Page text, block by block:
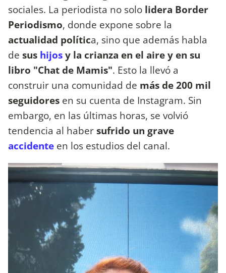
sociales. La periodista no solo lidera Border
Periodismo, donde expone sobre la
actualidad política, sino que además habla
de sus hijosy la crianza en el aire y en su
libro "Chat de Mamis". Esto la llevó a
construir una comunidad de más de 200 mil
seguidores en su cuenta de Instagram. Sin
embargo, en las últimas horas, se volvió
tendencia al habersufrido un grave
accidente en los estudios del canal.